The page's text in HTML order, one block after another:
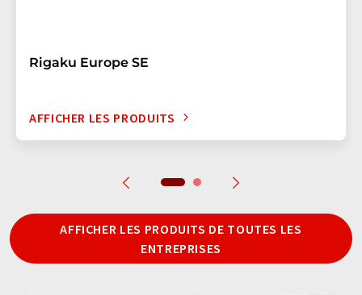
Rigaku Europe SE
AFFICHER LES PRODUITS
AFFICHER LES PRODUITS DE TOUTES LES
ENTREPRISES